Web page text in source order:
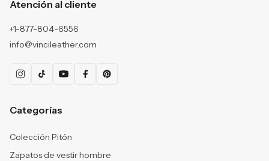
Atención al cliente
+1-877-804-6556
info@vincileather.com
Categorías
Colección Pitón
Zapatos de vestir hombre